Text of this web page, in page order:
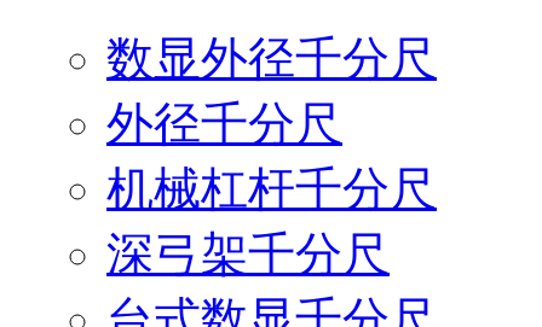
数显外径千分尺
外径千分尺
机械杠杆千分尺
深弓架千分尺